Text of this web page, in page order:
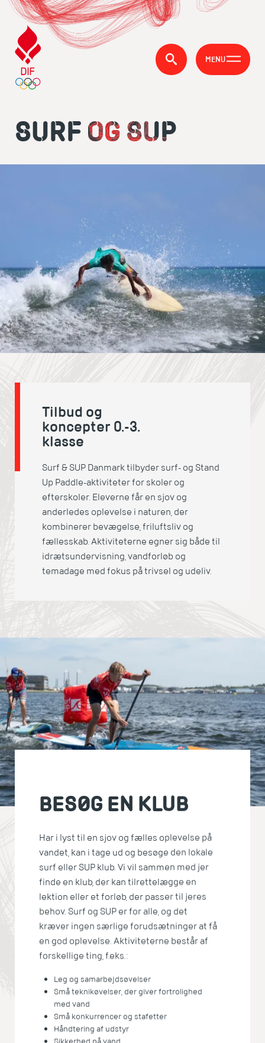
MENU
SURF OG SUP
Tilbud og
koncepter 0.-3.
klasse
Surf & SUP Danmark tilbyder surf- og Stand
Up Paddle-aktiviteter for skoler og
efterskoler. Eleverne får en sjov og
anderledes oplevelse i naturen, der
kombinerer bevægelse, friluftsliv og
fællesskab. Aktiviteterne egner sig både til
idrætsundervisning, vandforløb og
temadage med fokus på trivsel og udeliv.
BESØG EN KLUB
Har i lyst til en sjov og fælles oplevelse på
vandet, kan i tage ud og besøge den lokale
surf eller SUP klub. Vi vil sammen med jer
finde en klub, der kan tilrettelægge en
lektion eller et forløb, der passer til jeres
behov. Surf og SUP er for alle, og det
kræver ingen særlige forudsætninger at få
en god oplevelse. Aktiviteterne består af
forskellige ting, f.eks.:
Leg og samarbejdsøvelser
Små teknikøvelser, der giver fortrolighed
med vand
Små konkurrencer og stafetter
Håndtering af udstyr